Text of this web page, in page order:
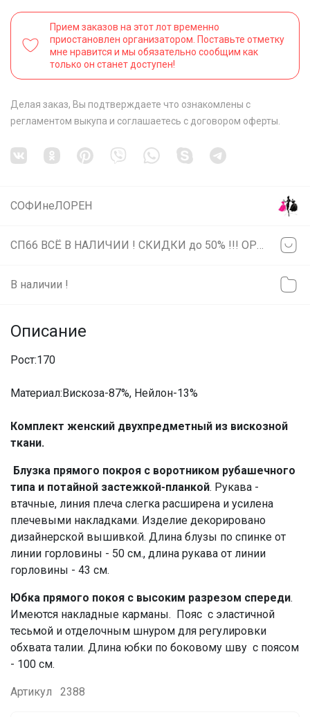
Прием заказов на этот лот временно
приостановлен организатором. Поставьте отметку
мне нравится и мы обязательно сообщим как
только он станет доступен!
Делая заказ, Вы подтверждаете что ознакомлены с
регламентом выкупа и соглашаетесь с договором оферты
СОФИнеЛОРЕН
В наличии !
Описание
Рост:170
Материал:Вискоза-87%, Нейлон-13%
Комплект женский двухпредметный из вискозной
ткани.
Блузка прямого покроя с воротником рубашечного
типа и потайной застежкой-планкой. Рукава -
втачные, линия плеча слегка расширена и усилена
плечевыми накладками. Изделие декорировано
дизайнерской вышивкой. Длина блузы по спинке от
линии горловины - 50 см., длина рукава от линии
горловины - 43 см.
Юбка прямого покоя с высоким разрезом спереди.
Имеются накладные карманы. Пояс с эластичной
тесьмой и отделочным шнуром для регулировки
обхвата талии. Длина юбки по боковому шву с поясом
- 100 см.
Артикул 2388